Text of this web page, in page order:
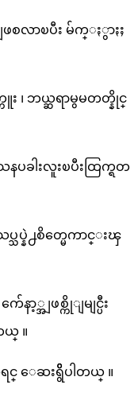
စလာၿပီး မ်က္ႏွာႏႈ
၊ ဘယ္ဆရာမွမတတ္နိုင္
ခါးလူးၿပီးထြက္ရတ
ပ္နဲ႕စိတ္မေကာင္းၾ
အျဖစ္ကိုျမျင္ပီး
ယ္ ။
ရင္ ေဆးရွိိပါတယ္ ။